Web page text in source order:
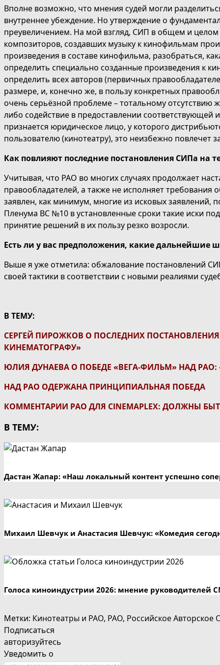
Вполне возможно, что мнения судей могли
внутреннее убеждение. Но утверждение о
преувеличением. На мой взгляд, СИП в общем и целом
композиторов, создавших музыку к кинофильмам
произведения в составе кинофильма, разобраться,
определить специально созданные произведения к
определить всех авторов (первичных
размере, и, конечно же, в пользу конкретных
очень серьёзной проблеме – тотальному отсутствию
либо содействие в предоставлении
признается юридическое лицо, у которого
пользователю (кинотеатру), это неизбежно повлечет
Как повлияют последние постановления СИПа на
Учитывая, что РАО во многих случаях продолжает
правообладателей, а также не исполняет
заявлен, как минимум, многие из исковых
Пленума ВС №10 в установленные сроки такие иски
принятие решений в их пользу резко возросли.
Есть ли у вас предположения, какие дальнейшие
Выше я уже отметила: обжалование постановлений
своей тактики в соответствии с новыми реалиями
В ТЕМУ:
СЕРГЕЙ ПИРОЖКОВ О ПОСЛЕДНИХ
КИНЕМАТОГРАФУ»
ЮЛИЯ ДУНАЕВА О ПОБЕДЕ «ВЕГА-ФИЛЬМ» НАД
НАД РАО ОДЕРЖАНА ПРИНЦИПИАЛЬНАЯ ПОБЕДА
КОММЕНТАРИИ РАО ДЛЯ CINEMAPLEX: ДОЛЖНЫ
В ТЕМУ:
Дастан Жапар: «Наш локальный контент успешно
Михаил Шевчук и Анастасия Шевчук: «Комедия
Голоса киноиндустрии 2026: мнение руководителей
Метки: Кинотеатры и РАО, РАО, Российское Авторское
Подписаться
авторизуйтесь
Уведомить о